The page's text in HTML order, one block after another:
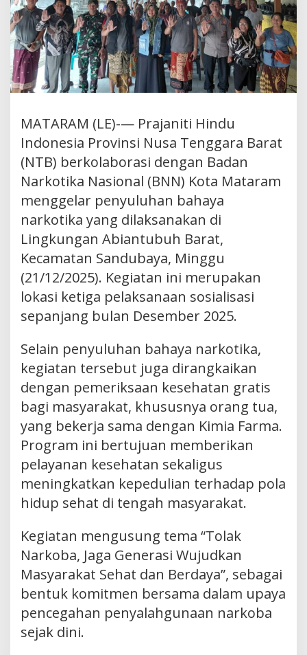
MATARAM (LE)-— Prajaniti Hindu
Indonesia Provinsi Nusa Tenggara Barat
(NTB) berkolaborasi dengan Badan
Narkotika Nasional (BNN) Kota Mataram
menggelar penyuluhan bahaya
narkotika yang dilaksanakan di
Lingkungan Abiantubuh Barat,
Kecamatan Sandubaya, Minggu
(21/12/2025). Kegiatan ini merupakan
lokasi ketiga pelaksanaan sosialisasi
sepanjang bulan Desember 2025.
Selain penyuluhan bahaya narkotika,
kegiatan tersebut juga dirangkaikan
dengan pemeriksaan kesehatan gratis
bagi masyarakat, khususnya orang tua,
yang bekerja sama dengan Kimia Farma.
Program ini bertujuan memberikan
pelayanan kesehatan sekaligus
meningkatkan kepedulian terhadap pola
hidup sehat di tengah masyarakat.
Kegiatan mengusung tema “Tolak
Narkoba, Jaga Generasi Wujudkan
Masyarakat Sehat dan Berdaya”, sebagai
bentuk komitmen bersama dalam upaya
pencegahan penyalahgunaan narkoba
sejak dini.